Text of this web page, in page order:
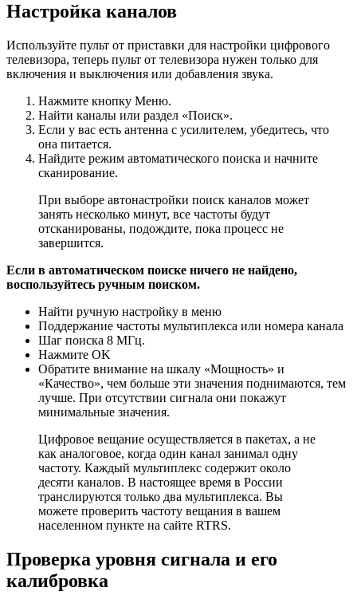
Настройка каналов
Используйте пульт от приставки для настройки цифрового
телевизора, теперь пульт от телевизора нужен только для
включения и выключения или добавления звука.
Нажмите кнопку Меню.
Найти каналы или раздел «Поиск».
Если у вас есть антенна с усилителем, убедитесь, что
она питается.
Найдите режим автоматического поиска и начните
сканирование.
При выборе автонастройки поиск каналов может
занять несколько минут, все частоты будут
отсканированы, подождите, пока процесс не
завершится.
Если в автоматическом поиске ничего не найдено,
воспользуйтесь ручным поиском.
Найти ручную настройку в меню
Поддержание частоты мультиплекса или номера канала
Шаг поиска 8 МГц.
Нажмите OK
Обратите внимание на шкалу «Мощность» и
«Качество», чем больше эти значения поднимаются, тем
лучше. При отсутствии сигнала они покажут
минимальные значения.
Цифровое вещание осуществляется в пакетах, а не
как аналоговое, когда один канал занимал одну
частоту. Каждый мультиплекс содержит около
десяти каналов. В настоящее время в России
транслируются только два мультиплекса. Вы
можете проверить частоту вещания в вашем
населенном пункте на сайте RTRS.
Проверка уровня сигнала и его
калибровка